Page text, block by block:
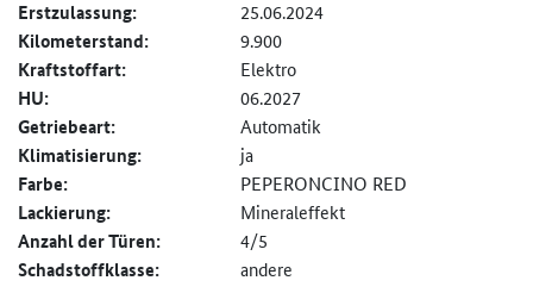
Erstzulassung: 25.06.2024
Kilometerstand: 9.900
Kraftstoffart: Elektro
HU: 06.2027
Getriebeart: Automatik
Klimatisierung: ja
Farbe: PEPERONCINO RED
Lackierung: Mineraleffekt
Anzahl der Türen: 4/5
Schadstoffklasse:
andere